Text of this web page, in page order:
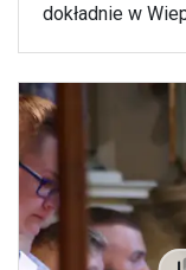
dokładnie w
Trzecią edycję
pierwszy Dzień
autorzy
odbiorcami.